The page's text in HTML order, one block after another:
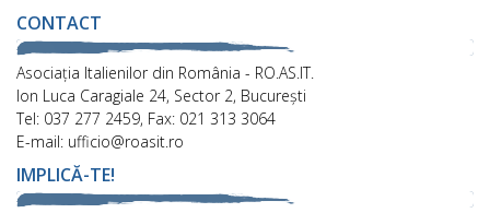
CONTACT
Asociaţia Italienilor din România - RO.AS.IT.
Ion Luca Caragiale 24, Sector 2, București
Tel: 037 277 2459, Fax: 021 313 3064
E-mail: ufficio@roasit.ro
IMPLICĂ-TE!